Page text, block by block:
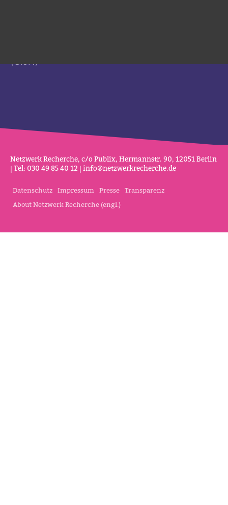
(GIJN)
Netz­werk Recherche, c/o Publix, Her­mannstr. 90, 12051 Berlin
| Tel: 030 49 85 40 12 | info@netz­werk­re­cherche.de
Datenschutz Impressum Presse Transparenz
About Netzwerk Recherche (engl.)